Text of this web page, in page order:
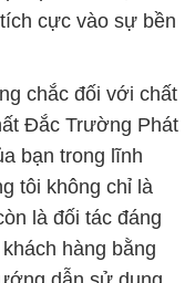
cực vào sự bền
chắc đối với chất
Đắc Trường Phát
bạn trong lĩnh
tôi không chỉ là
là đối tác đáng
hàng bằng